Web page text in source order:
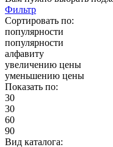
Фильтр
Сортировать по:
популярности
популярности
алфавиту
увеличению цены
уменьшению цены
Показать по:
30
30
60
90
Вид каталога: